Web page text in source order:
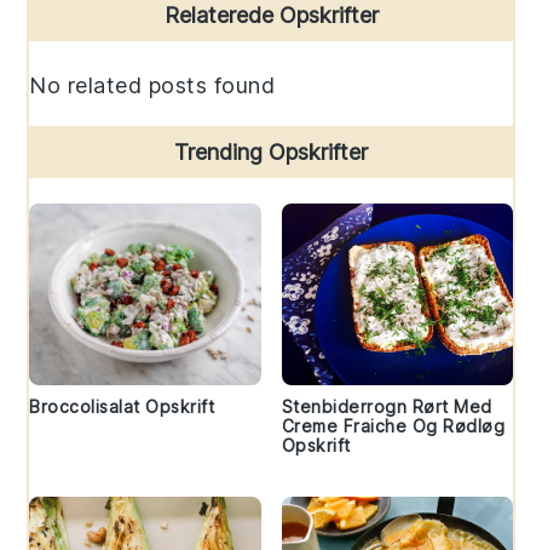
Sidebar
Relaterede Opskrifter
No related posts found
Trending Opskrifter
Broccolisalat Opskrift
Stenbiderrogn Rørt Med
Creme Fraiche Og Rødløg
Opskrift